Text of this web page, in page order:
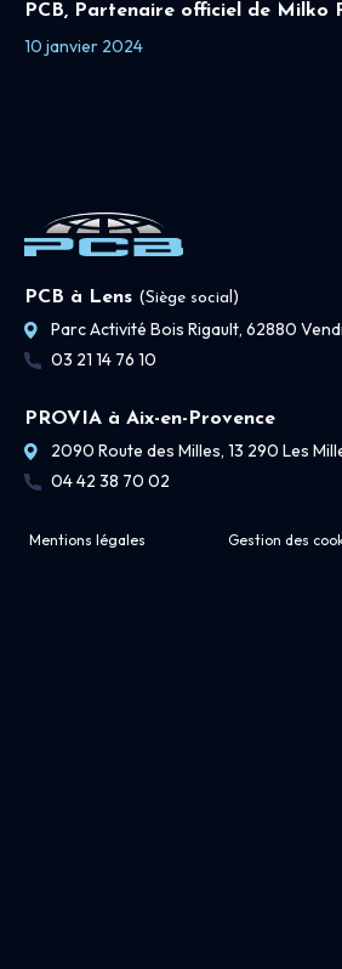
PCB, Partenaire officiel de Milko
10 janvier 2024
PCB à Lens (Siège social)
Parc Activité Bois Rigault, 62880
03 21 14 76 10
PROVIA à Aix-en-Provence
2090 Route des Milles, 13 290 Les
04 42 38 70 02
Mentions légales Gestion des